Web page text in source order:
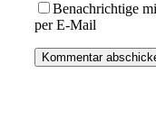
Benachrichtige
per E-Mail